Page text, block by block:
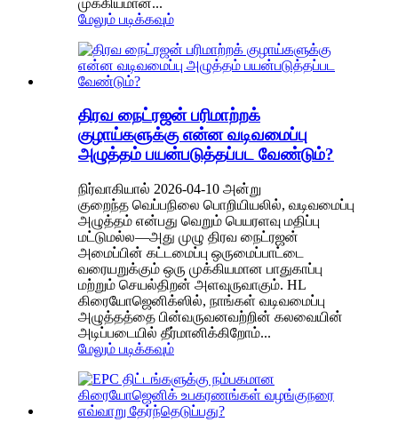
மேலும் படிக்கவும்
திரவ நைட்ரஜன் பரிமாற்றக்
குழாய்களுக்கு என்ன வடிவமைப்பு
அழுத்தம் பயன்படுத்தப்பட வேண்டும்?
நிர்வாகியால் 2026-04-10 அன்று
குறைந்த வெப்பநிலை பொறியியலில், வடிவமைப்பு
அழுத்தம் என்பது வெறும் பெயரளவு மதிப்பு
மட்டுமல்ல—அது முழு திரவ நைட்ரஜன்
அமைப்பின் கட்டமைப்பு ஒருமைப்பாட்டை
வரையறுக்கும் ஒரு முக்கியமான பாதுகாப்பு
மற்றும் செயல்திறன் அளவுருவாகும். HL
கிரையோஜெனிக்ஸில், நாங்கள் வடிவமைப்பு
அழுத்தத்தை பின்வருவனவற்றின் கலவையின்
அடிப்படையில் தீர்மானிக்கிறோம்...
மேலும் படிக்கவும்